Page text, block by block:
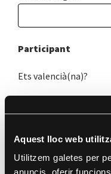
Aquest lloc web
Utilitzem galetes per
anuncis, oferir
Participant
Ets valencià(na)?
la Comunitat